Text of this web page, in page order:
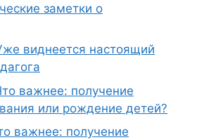
заметки о
виднеется настоящий
важнее: получение
или рождение детей?
важнее: получение